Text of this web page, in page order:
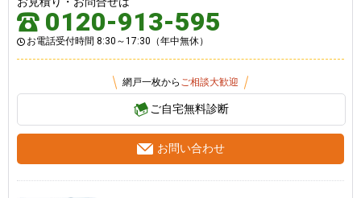
0120-913-595
お電話受付時間 8:30～17:30（年中無休）
網戸一枚から ご相談大歓迎
ご自宅無料診断
お問い合わせ